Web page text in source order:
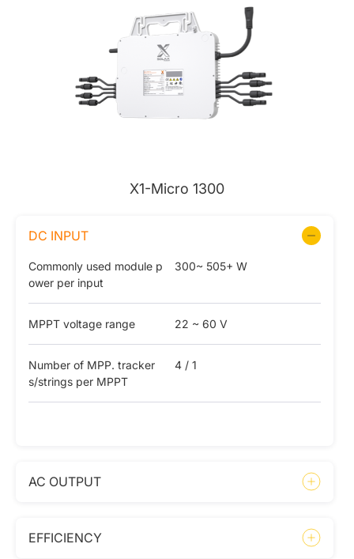
X1-Micro 1300
DC INPUT
Commonly used module p
ower per input
300~ 505+ W
MPPT voltage range 22 ~ 60 V
Number of MPP. tracker
s/strings per MPPT
4 / 1
AC OUTPUT
EFFICIENCY